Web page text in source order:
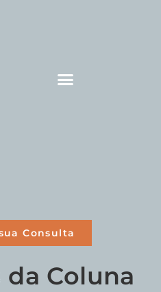
Consulta
Coluna